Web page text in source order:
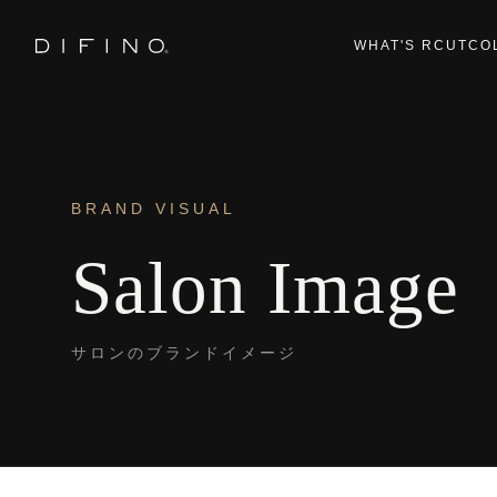
WHAT'S RCUT
BRAND VISUAL
Salon Image
サロンのブランドイメージ